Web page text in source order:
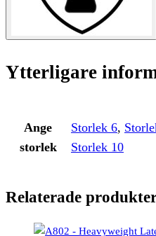
Ytterligare
Ange
storlek
Storlek 6,
Storlek 10
Relaterade